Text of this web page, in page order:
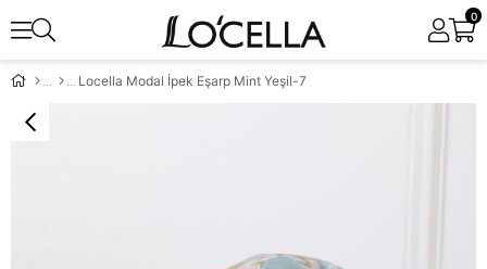
0
Locella Modal İpek Eşarp Mint Yeşil-7